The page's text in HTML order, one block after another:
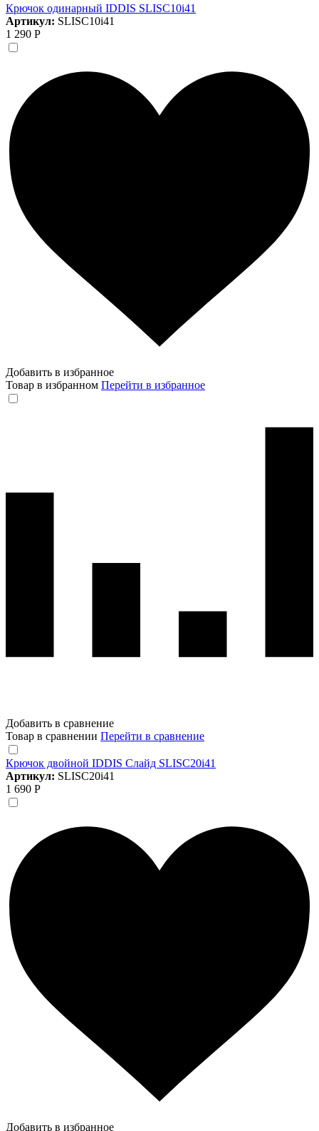
Крючок одинарный IDDIS SLISC10i41
Артикул: SLISC10i41
1 290 Р
Добавить в избранное
Товар в избранном Перейти в избранное
Добавить в сравнение
Товар в сравнении Перейти в сравнение
Крючок двойной IDDIS Слайд SLISC20i41
Артикул: SLISC20i41
1 690 Р
Добавить в избранное